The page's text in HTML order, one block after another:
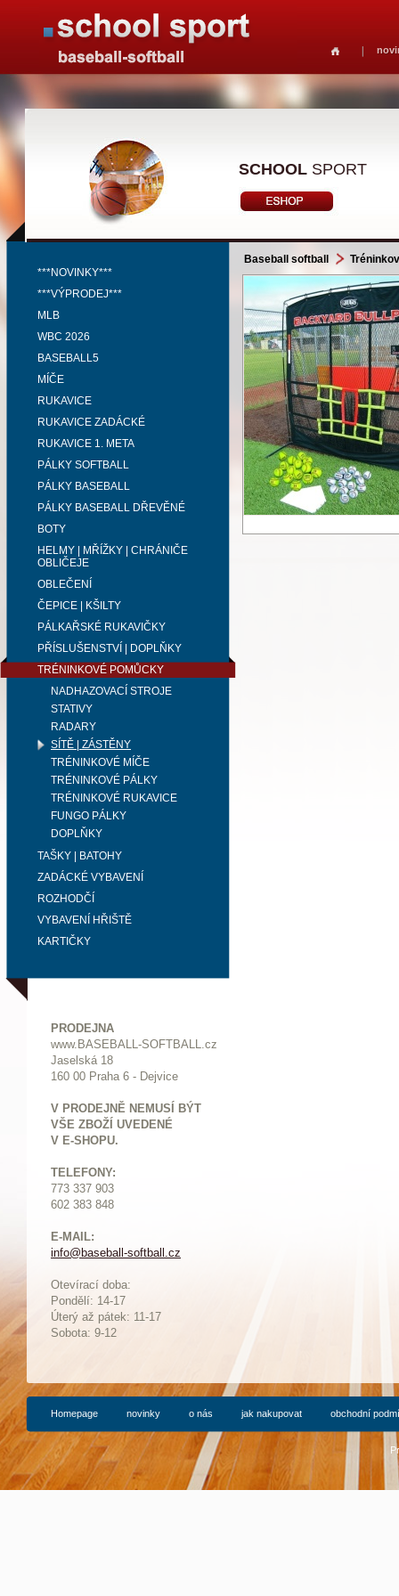
SCHOOL SPORT
***NOVINKY***
***VÝPRODEJ***
MLB
WBC 2026
BASEBALL5
MÍČE
RUKAVICE
RUKAVICE ZADÁCKÉ
RUKAVICE 1. META
PÁLKY SOFTBALL
PÁLKY BASEBALL
PÁLKY BASEBALL DŘEVĚNÉ
BOTY
HELMY | MŘÍŽKY | CHRÁNIČE
OBLIČEJE
OBLEČENÍ
ČEPICE | KŠILTY
PÁLKAŘSKÉ RUKAVIČKY
PŘÍSLUŠENSTVÍ | DOPLŇKY
TRÉNINKOVÉ POMŮCKY
NADHAZOVACÍ STROJE
STATIVY
RADARY
SÍTĚ | ZÁSTĚNY
TRÉNINKOVÉ MÍČE
TRÉNINKOVÉ PÁLKY
TRÉNINKOVÉ RUKAVICE
FUNGO PÁLKY
DOPLŇKY
TAŠKY | BATOHY
ZADÁCKÉ VYBAVENÍ
ROZHODČÍ
VYBAVENÍ HŘIŠTĚ
KARTIČKY
PRODEJNA
www.BASEBALL-SOFTBALL.cz
Jaselská 18
160 00 Praha 6 - Dejvice
V PRODEJNĚ NEMUSÍ BÝT
VŠE ZBOŽÍ UVEDENÉ
V E-SHOPU.
TELEFONY:
773 337 903
602 383 848
E-MAIL:
info@baseball-softball.cz
Otevírací doba:
Pondělí: 14-17
Úterý až pátek: 11-17
Sobota: 9-12
Baseball softball
Homepage novinky o nás jak nakupovat obchodní